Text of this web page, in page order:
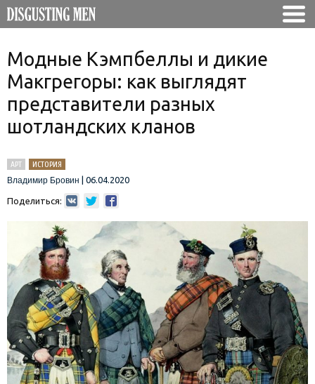
Модные Кэмпбеллы и дикие
Макгрегоры: как выглядят
представители разных
шотландских кланов
АРТ
ИСТОРИЯ
Владимир Бровин
06.04.2020
Поделиться: